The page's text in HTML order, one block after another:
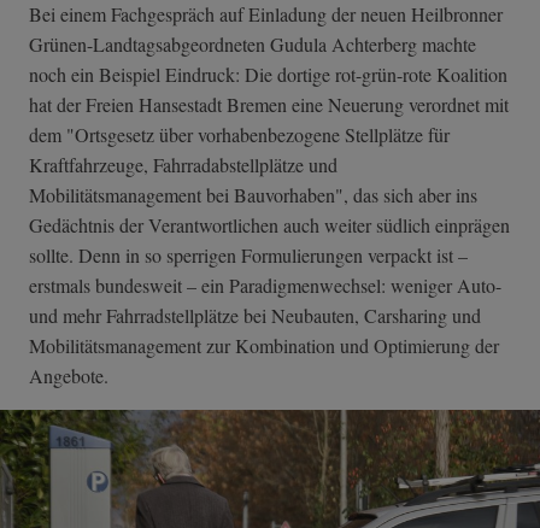
Bei einem Fachgespräch auf Einladung der neuen Heilbronner
Grünen-Landtagsabgeordneten Gudula Achterberg machte
noch ein Beispiel Eindruck: Die dortige rot-grün-rote Koalition
hat der Freien Hansestadt Bremen eine Neuerung verordnet mit
dem "Ortsgesetz über vorhabenbezogene Stellplätze für
Kraftfahrzeuge, Fahrradabstellplätze und
Mobilitätsmanagement bei Bauvorhaben", das sich aber ins
Gedächtnis der Verantwortlichen auch weiter südlich einprägen
sollte. Denn in so sperrigen Formulierungen verpackt ist –
erstmals bundesweit – ein Paradigmenwechsel: weniger Auto-
und mehr Fahrradstellplätze bei Neubauten, Carsharing und
Mobilitätsmanagement zur Kombination und Optimierung der
Angebote.